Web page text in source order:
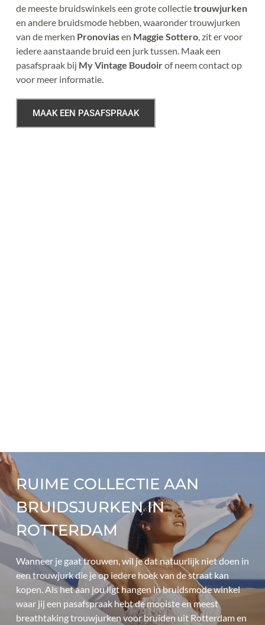
de meeste bruidswinkels een grote collectie trouwjurken
en andere bruidsmode hebben, waaronder trouwjurken
van de merken Pronovias en Maggie Sottero, zit er voor
iedere aanstaande bruid een jurk tussen. Maak een
pasafspraak bij My Vintage Boudoir of neem contact op
voor meer informatie.
MAAK EEN PASAFSPRAAK
RUIME COLLECTIE AAN
BRUIDSJURKEN IN
ROTTERDAM
Wanneer je gaat trouwen, wil je dat natuurlijk niet doen in
een trouwjurk die je op iedere hoek van de straat kan
kopen. Als het aan jou ligt hangen in bruidsmode winkel
waar jij een pasafspraak hebt de mooiste en meest
breathtaking trouwjurken voor bruiden uit Rotterdam en